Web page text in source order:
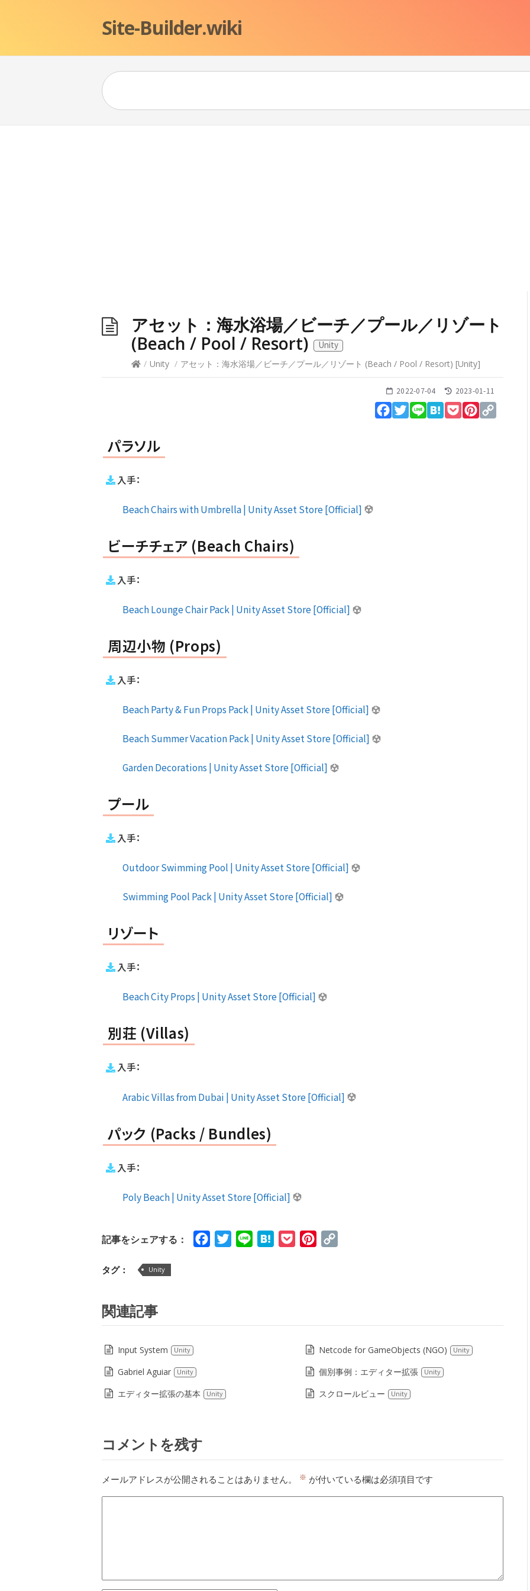
Site-Builder.wiki
アセット：海水浴場／ビーチ／プール／リゾート
(Beach / Pool / Resort)
Unity
/ Unity / アセット：海水浴場／ビーチ／プール／リゾート (Beach / Pool / Resort) [Unity]
2022-07-04 2023-01-11
Facebook
Twitter
Line HatenaPocketPinterest
パラソル
入手：
Beach Chairs with Umbrella | Unity Asset Store [Official]
ビーチチェア (Beach Chairs)
入手：
Beach Lounge Chair Pack | Unity Asset Store [Official]
周辺小物 (Props)
入手：
Beach Party & Fun Props Pack | Unity Asset Store [Official]
Beach Summer Vacation Pack | Unity Asset Store [Official]
Garden Decorations | Unity Asset Store [Official]
プール
入手：
Outdoor Swimming Pool | Unity Asset Store [Official]
Swimming Pool Pack | Unity Asset Store [Official]
リゾート
入手：
Beach City Props | Unity Asset Store [Official]
別荘 (Villas)
入手：
Arabic Villas from Dubai | Unity Asset Store [Official]
パック (Packs / Bundles)
入手：
Poly Beach | Unity Asset Store [Official]
記事をシェアする： FacebookTwitterLine HatenaPocketPinterest
タグ： Unity
関連記事
Input System Unity Netcode for GameObjects (NGO) Unity
Gabriel Aguiar Unity 個別事例：エディター拡張 Unity
エディター拡張の基本 Unity スクロールビュー Unity
コメントを残す
メールアドレスが公開されることはありません。 ※ が付いている欄は必須項目です